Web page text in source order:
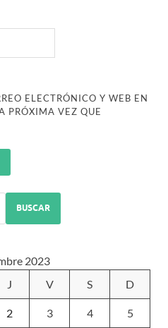
ELECTRÓNICO Y WEB EN
PRÓXIMA VEZ QUE
BUSCAR
2023
J V S D
2 3 4 5